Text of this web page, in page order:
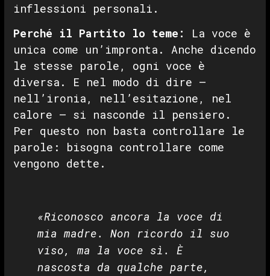
inflessioni personali.
Perché il Partito lo teme:
La voce è
unica come un’impronta. Anche dicendo
le stesse parole, ogni voce è
diversa. E nel modo di dire —
nell’ironia, nell’esitazione, nel
calore — si nasconde il pensiero.
Per questo non basta controllare le
parole: bisogna controllare come
vengono dette.
«Riconosco ancora la voce di
mia madre. Non ricordo il suo
viso, ma la voce sì. È
nascosta da qualche parte,